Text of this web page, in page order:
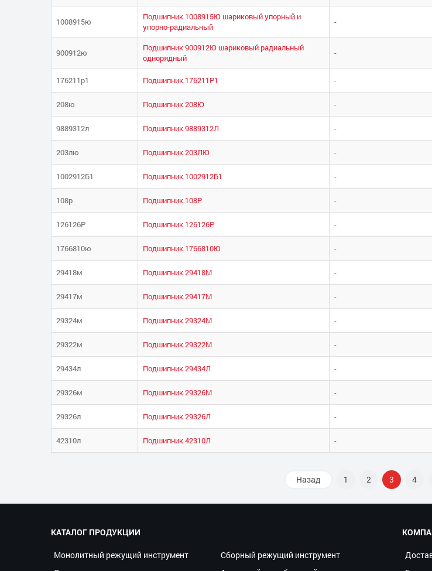
1008915ю
Подшипник 1008915Ю шариковый упорный и
упорно-радиальный
-
900912ю
Подшипник 900912Ю шариковый радиальный
однорядный
-
176211р1 Подшипник 176211Р1 -
208ю Подшипник 208Ю -
9889312л Подшипник 9889312Л -
203лю Подшипник 203ЛЮ -
1002912Б1 Подшипник 1002912Б1 -
108р Подшипник 108Р -
126126Р Подшипник 126126Р -
1766810ю Подшипник 1766810Ю -
29418м Подшипник 29418М -
29417м Подшипник 29417М -
29324м Подшипник 29324М -
29322м Подшипник 29322М -
29434л Подшипник 29434Л -
29326м Подшипник 29326М -
29326л Подшипник 29326Л -
42310л Подшипник 42310Л -
Назад 1 2 3 4
КАТАЛОГ ПРОДУКЦИИ
Монолитный режущий инструмент
Сборный режущий инструмент